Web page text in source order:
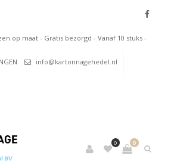
op maat - Gratis bezorgd - Vanaf 10 stuks -
info@kartonnagehedel.nl
0
0